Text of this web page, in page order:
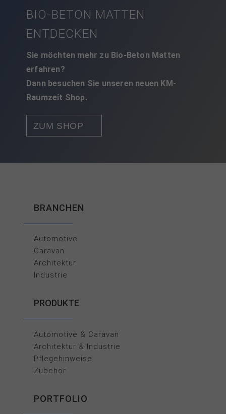
BIO-BETON MATTEN
ENTDECKEN
Sie möchten mehr zu Bio-Beton Matten
erfahren?
Dann besuchen Sie unseren neuen KM-
Raumzeit Shop.
ZUM SHOP
BRANCHEN
Automotive
Caravan
Architektur
Industrie
PRODUKTE
Automotive & Caravan
Architektur & Industrie
Pflegehinweise
Zubehör
PORTFOLIO